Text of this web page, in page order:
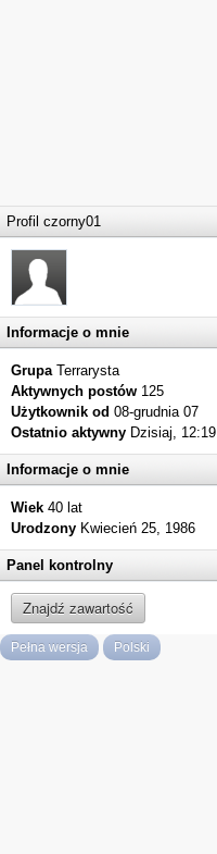
Profil czorny01
Informacje o mnie
GrupaTerrarysta
Aktywnych postów 125
Użytkownik od 08-grudnia 07
Ostatnio aktywny Dzisiaj, 12:19
Informacje o mnie
Wiek 40 lat
Urodzony Kwiecień 25, 1986
Panel kontrolny
Znajdź zawartość
Pełna wersja Polski